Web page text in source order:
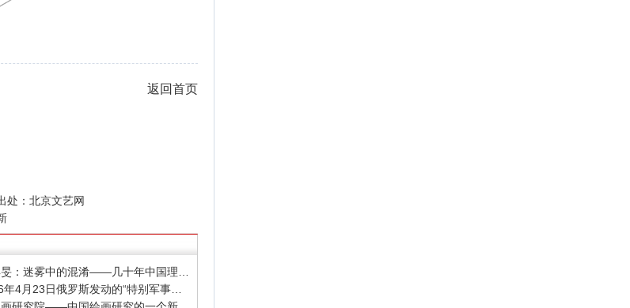
返回首页
处： 北京文艺网
· 2026年4月23日俄罗斯发动的“特别军事行动”已进入第5个年头，俄乌局势最新综述